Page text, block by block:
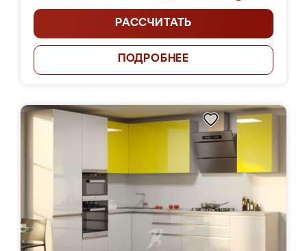
РАССЧИТАТЬ
ПОДРОБНЕЕ